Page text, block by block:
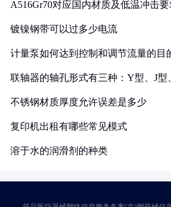
A516Gr70对应国内材质及低温冲击
镀镍钢带可以过多少电流
计量泵如何达到控制和调节流量的目
联轴器的轴孔形式有三种：Y型、J型
不锈钢材质厚度允许误差是多少
复印机出租有哪些常见模式
溶于水的润滑剂的种类